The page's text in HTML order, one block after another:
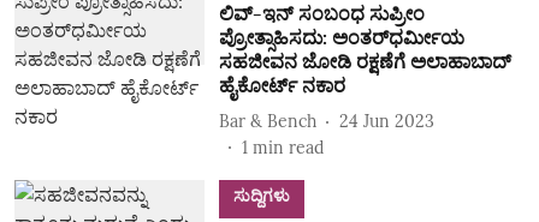
ಲಿವ್‌-ಇನ್‌ ಸಂಬಂಧ ಸುಪ್ರೀಂ
ಪ್ರೋತ್ಸಾಹಿಸದು: ಅಂತರ್‌ಧರ್ಮೀಯ
ಸಹಜೀವನ ಜೋಡಿ ರಕ್ಷಣೆಗೆ ಅಲಾಹಾಬಾದ್
ಹೈಕೋರ್ಟ್ ನಕಾರ
Bar & Bench
24 Jun 2023
1 min read
ಸುದ್ದಿಗಳು